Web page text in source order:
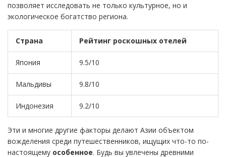
позволяет исследовать не только культурное, но и
экологическое богатство региона.
Страна Рейтинг роскошных отелей
Япония 9.5/10
Мальдивы 9.8/10
Индонезия 9.2/10
Эти и многие другие факторы делают Азии объектом
вожделения среди путешественников, ищущих что-то по-
настоящему особенное. Будь вы увлечены древними